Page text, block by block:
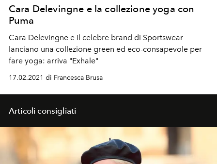
Cara Delevingne e la collezione yoga con
Puma
Cara Delevingne e il celebre brand di Sportswear
lanciano una collezione green ed eco-consapevole per
fare yoga: arriva "Exhale"
17.02.2021 di Francesca Brusa
Articoli consigliati